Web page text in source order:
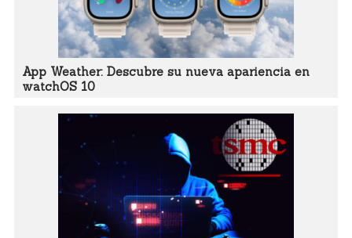
App Weather: Descubre su nueva apariencia en
watchOS 10